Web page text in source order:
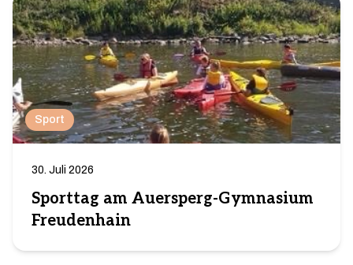
Sport
30. Juli 2026
Sporttag am Auersperg-Gymnasium
Freudenhain